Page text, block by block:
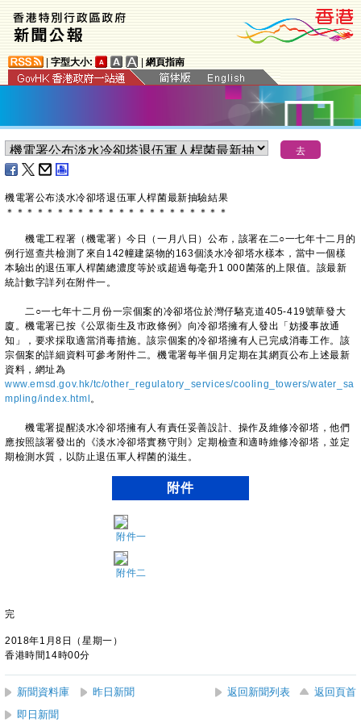
字型大小: 網頁指南
機電署公布淡水冷卻塔退伍軍人桿菌最新抽驗結果
＊ ＊ ＊ ＊ ＊ ＊ ＊ ＊ ＊ ＊ ＊ ＊ ＊ ＊ ＊ ＊ ＊ ＊ ＊ ＊ ＊ ＊
機電工程署（機電署）今日（一月八日）公布，該署在二○一七年十二月的
例行巡查共檢測了來自142幢建築物的163個淡水冷卻塔水樣本，當中一個樣
本驗出的退伍軍人桿菌總濃度等於或超過每毫升1 000菌落的上限值。該最新
統計數字詳列在附件一。
二○一七年十二月份一宗個案的冷卻塔位於灣仔駱克道405-419號華發大
廈。機電署已按《公眾衞生及市政條例》向冷卻塔擁有人發出「妨擾事故通
知」，要求採取適當消毒措施。該宗個案的冷卻塔擁有人已完成消毒工作。該
宗個案的詳細資料可參考附件二。機電署每半個月定期在其網頁公布上述最新
資料，網址為
www.emsd.gov.hk/tc/other_regulatory_services/cooling_towers/water_sa
mpling/index.html 。
機電署提醒淡水冷卻塔擁有人有責任妥善設計、操作及維修冷卻塔，他們
應按照該署發出的《淡水冷卻塔實務守則》定期檢查和適時維修冷卻塔，並定
期檢測水質，以防止退伍軍人桿菌的滋生。
附件
附件一
附件二
完
2018年1月8日（星期一）
香港時間14時00分
新聞資料庫 昨日新聞 返回新聞列表
返回頁首
即日新聞